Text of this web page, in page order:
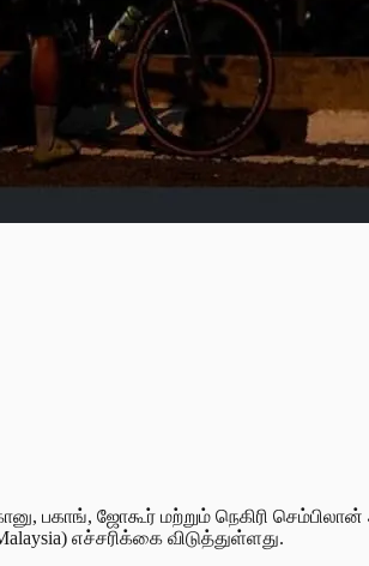
பகாங், ஜோகூர் மற்றும் நெகிரி
எச்சரிக்கை விடுத்துள்ளது.